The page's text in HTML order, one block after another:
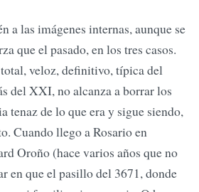
a las imágenes internas, aunque se
que el pasado, en los tres casos.
veloz, definitivo, típica del
del XXI, no alcanza a borrar los
tenaz de lo que era y sigue siendo,
Cuando llego a Rosario en
Oroño (hace varios años que no
en que el pasillo del 3671, donde